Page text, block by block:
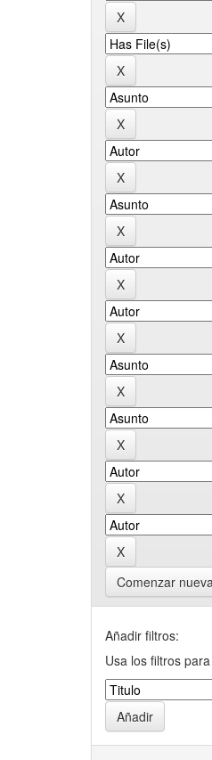
Comenzar
Añadir filtros:
Usa los filtros